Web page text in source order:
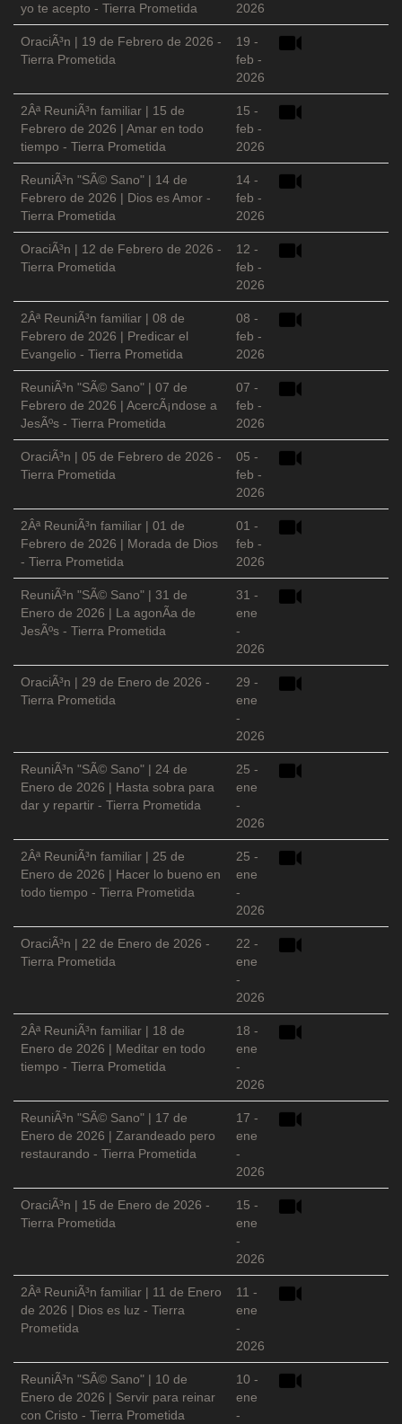
yo te acepto - Tierra Prometida
2026
OraciÃ³n | 19 de Febrero de 2026 -
Tierra Prometida
19 -
feb -
2026
2Âª ReuniÃ³n familiar | 15 de
Febrero de 2026 | Amar en todo
tiempo - Tierra Prometida
15 -
feb -
2026
ReuniÃ³n "SÃ© Sano" | 14 de
Febrero de 2026 | Dios es Amor -
Tierra Prometida
14 -
feb -
2026
OraciÃ³n | 12 de Febrero de 2026 -
Tierra Prometida
12 -
feb -
2026
2Âª ReuniÃ³n familiar | 08 de
Febrero de 2026 | Predicar el
Evangelio - Tierra Prometida
08 -
feb -
2026
ReuniÃ³n "SÃ© Sano" | 07 de
Febrero de 2026 | AcercÃ¡ndose a
JesÃºs - Tierra Prometida
07 -
feb -
2026
OraciÃ³n | 05 de Febrero de 2026 -
Tierra Prometida
05 -
feb -
2026
2Âª ReuniÃ³n familiar | 01 de
Febrero de 2026 | Morada de Dios
- Tierra Prometida
01 -
feb -
2026
ReuniÃ³n "SÃ© Sano" | 31 de
Enero de 2026 | La agonÃ­a de
JesÃºs - Tierra Prometida
31 -
ene
-
2026
OraciÃ³n | 29 de Enero de 2026 -
Tierra Prometida
29 -
ene
-
2026
ReuniÃ³n "SÃ© Sano" | 24 de
Enero de 2026 | Hasta sobra para
dar y repartir - Tierra Prometida
25 -
ene
-
2026
2Âª ReuniÃ³n familiar | 25 de
Enero de 2026 | Hacer lo bueno en
todo tiempo - Tierra Prometida
25 -
ene
-
2026
OraciÃ³n | 22 de Enero de 2026 -
Tierra Prometida
22 -
ene
-
2026
2Âª ReuniÃ³n familiar | 18 de
Enero de 2026 | Meditar en todo
tiempo - Tierra Prometida
18 -
ene
-
2026
ReuniÃ³n "SÃ© Sano" | 17 de
Enero de 2026 | Zarandeado pero
restaurando - Tierra Prometida
17 -
ene
-
2026
OraciÃ³n | 15 de Enero de 2026 -
Tierra Prometida
15 -
ene
-
2026
2Âª ReuniÃ³n familiar | 11 de Enero
de 2026 | Dios es luz - Tierra
Prometida
11 -
ene
-
2026
ReuniÃ³n "SÃ© Sano" | 10 de
Enero de 2026 | Servir para reinar
con Cristo - Tierra Prometida
10 -
ene
-